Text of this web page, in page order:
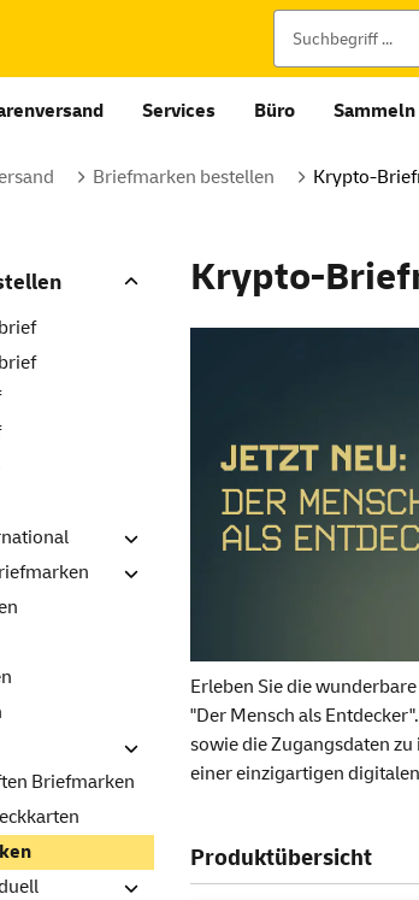
Services Büro Sammeln
Briefmarken bestellen Krypto-
Briefmarken
Krypto-
Erleben Sie die
"Der Mensch als
sowie die Zugangsdaten
einer einzigartigen
Produktübersicht